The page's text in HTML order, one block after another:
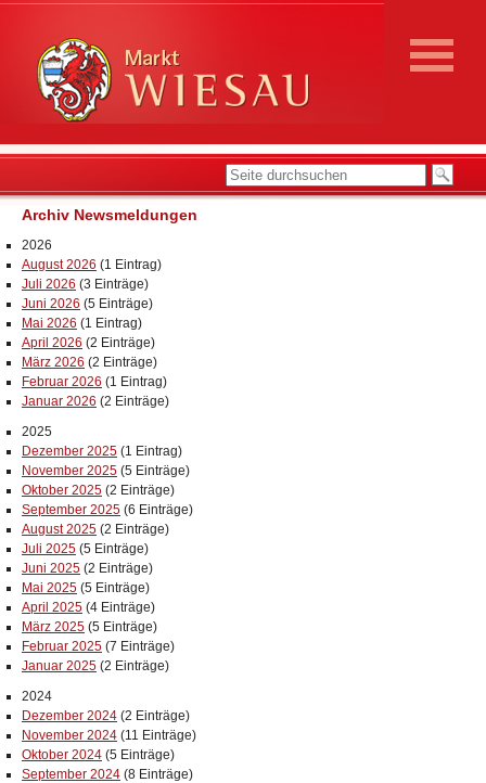
Archiv Newsmeldungen
2026
August 2026 (1 Eintrag)
Juli 2026 (3 Einträge)
Juni 2026 (5 Einträge)
Mai 2026 (1 Eintrag)
April 2026 (2 Einträge)
März 2026 (2 Einträge)
Februar 2026 (1 Eintrag)
Januar 2026 (2 Einträge)
2025
Dezember 2025 (1 Eintrag)
November 2025 (5 Einträge)
Oktober 2025 (2 Einträge)
September 2025 (6 Einträge)
August 2025 (2 Einträge)
Juli 2025 (5 Einträge)
Juni 2025 (2 Einträge)
Mai 2025 (5 Einträge)
April 2025 (4 Einträge)
März 2025 (5 Einträge)
Februar 2025 (7 Einträge)
Januar 2025 (2 Einträge)
2024
Dezember 2024 (2 Einträge)
November 2024 (11 Einträge)
Oktober 2024 (5 Einträge)
September 2024 (8 Einträge)